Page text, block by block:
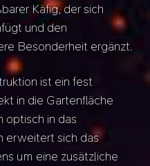
Käfig, der sich
und den
Besonderheit ergänzt.
ist ein fest
in die Gartenfläche
optisch in das
erweitert sich das
um eine zusätzliche